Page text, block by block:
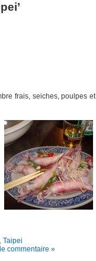
frais, seiches, poulpes et
, Taipei
commentaire »